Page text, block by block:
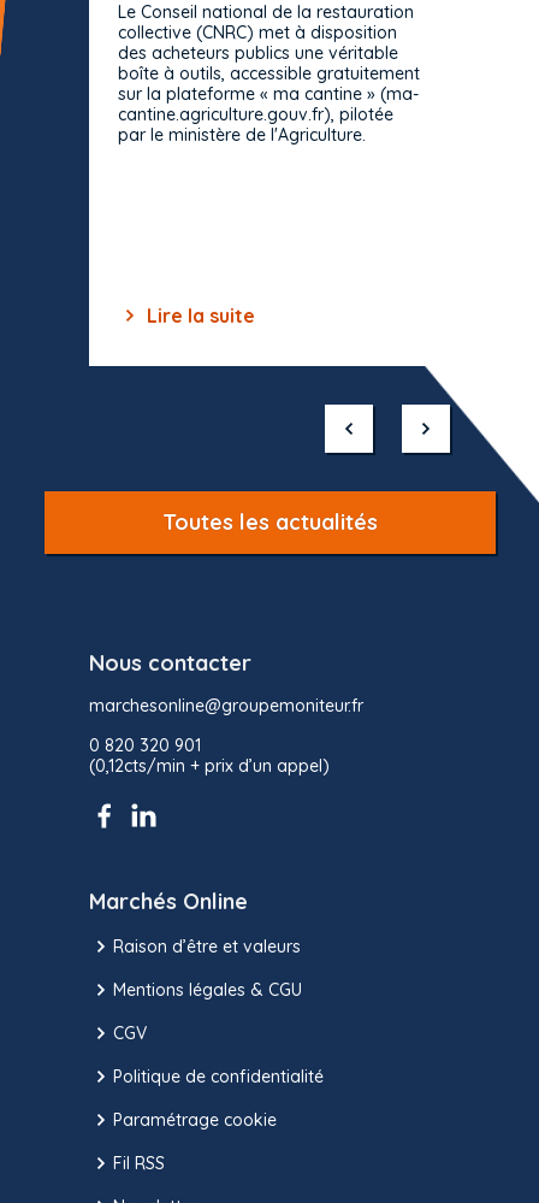
Le Conseil national de la restauration
collective (CNRC) met à disposition
des acheteurs publics une véritable
boîte à outils, accessible gratuitement
sur la plateforme « ma cantine » (ma-
cantine.agriculture.gouv.fr), pilotée
par le ministère de l'Agriculture.
Lire la suite
Toutes les actualités
Nous contacter
marchesonline@groupemoniteur.fr
0 820 320 901
(0,12cts/min + prix d’un appel)
Marchés Online
Raison d’être et valeurs
Mentions légales & CGU
CGV
Politique de confidentialité
Paramétrage cookie
Fil RSS